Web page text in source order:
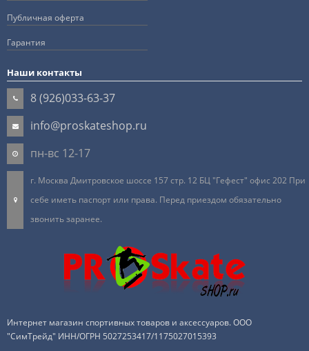
Публичная оферта
Гарантия
Наши контакты
8 (926)033-63-37
info@proskateshop.ru
пн-вс 12-17
г. Москва Дмитровское шоссе 157 стр. 12 БЦ "Гефест" офис 202 При
себе иметь паспорт или права. Перед приездом обязательно
звонить заранее.
Интернет магазин спортивных товаров и аксессуаров. ООО
"СимТрейд" ИНН/ОГРН 5027253417/1175027015393